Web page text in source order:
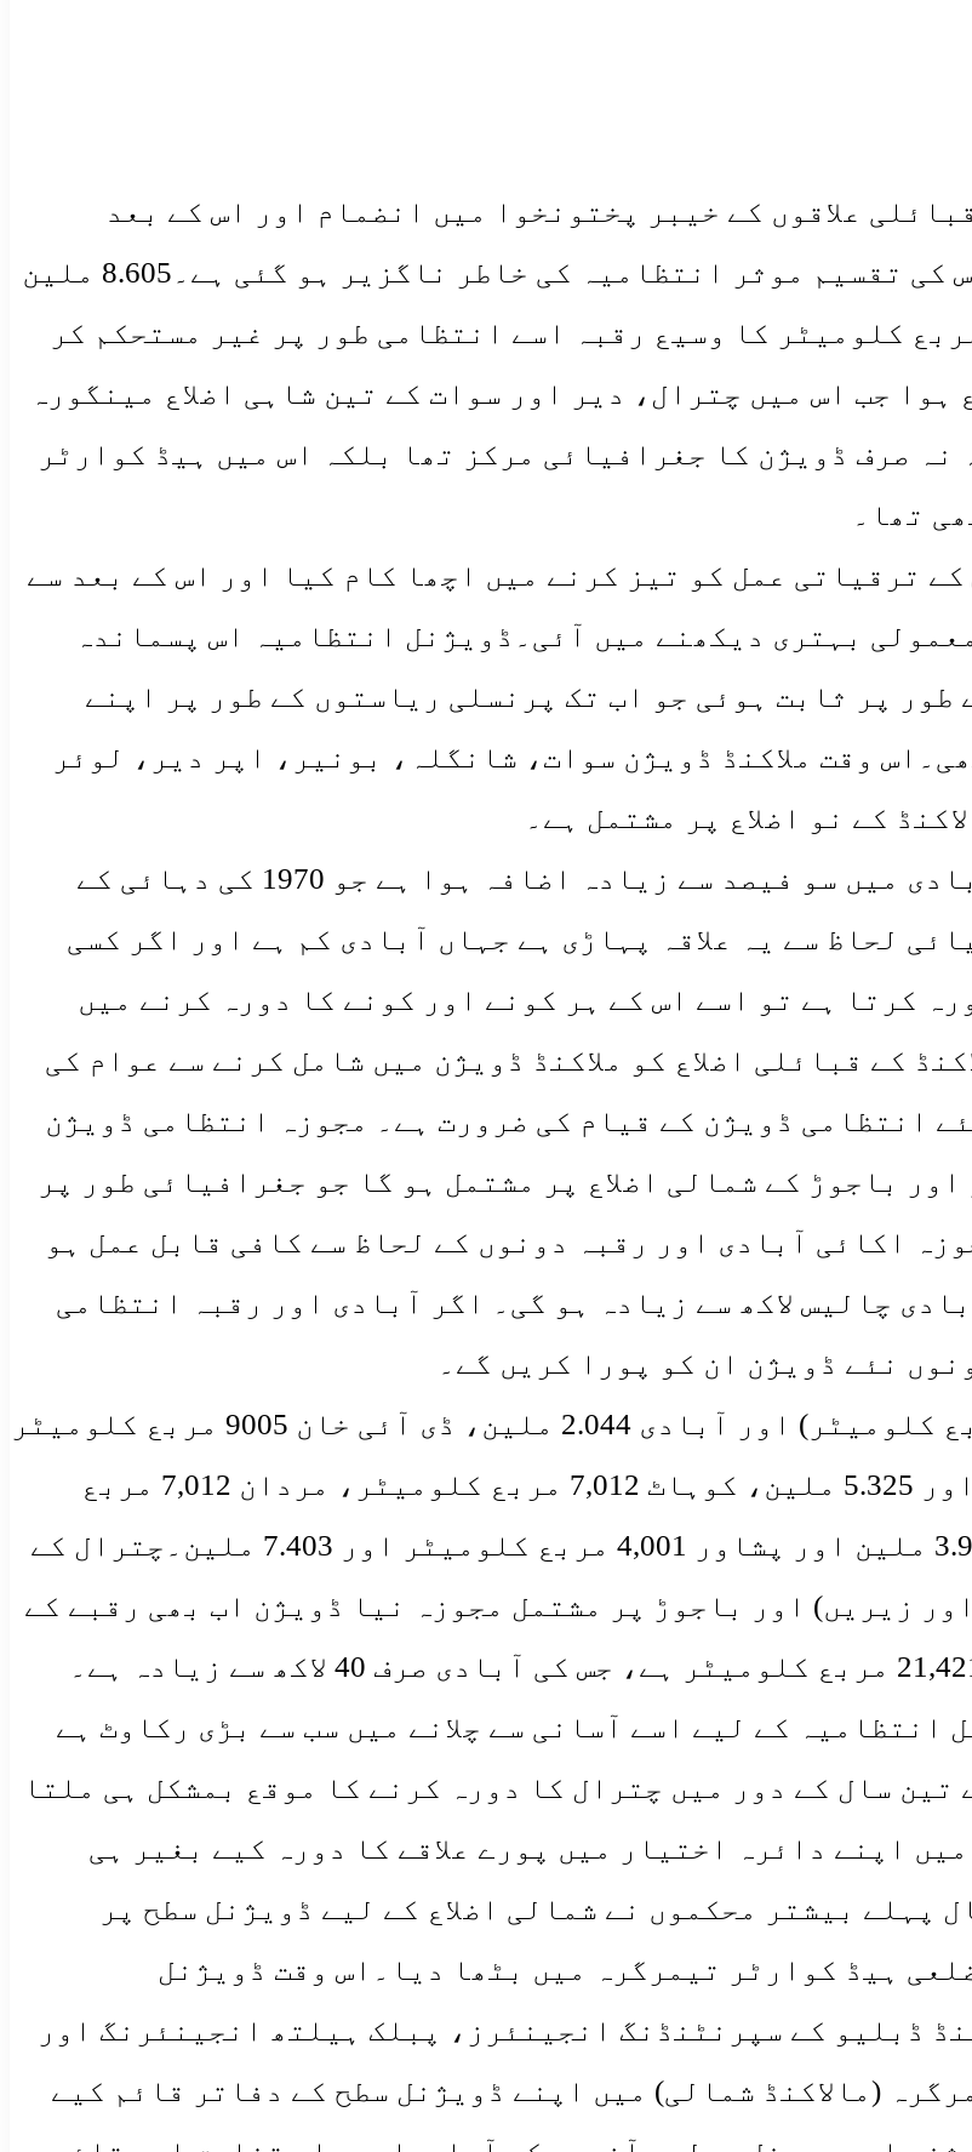
علاقوں کے خیبر پختونخوا میں انضمام اور اس کے بعد
باجوڑ کو ملاکنڈ ڈویژن میں ضم کرنے کے بعد اس کی تقسیم موثر انتظامیہ کی خاطر ناگزیر ہو گئی ہے۔8.605 ملین
بھاری آبادی اور ملاکنڈ ڈویژن کا 29,872 مربع کلومیٹر کا وسیع رقبہ اسے انتظامی طور پر غیر مستحکم کر
ڈویژن کا قیام 1970 میں شروع ہوا جب اس میں چترال، دیر اور سوات کے تین شاہی اضلاع مینگورہ
صرف ڈویژن کا جغرافیائی مرکز تھا بلکہ اس میں ہیڈ کوارٹر
تھا۔
ترقیاتی عمل کو تیز کرنے میں اچھا کام کیا اور اس کے بعد سے
بہتری دیکھنے میں آئی۔ڈویژنل انتظامیہ اس پسماندہ
طور پر ثابت ہوئی جو اب تک پرنسلی ریاستوں کے طور پر اپنے
وقت ملاکنڈ ڈویژن سوات، شانگلہ، بونیر، اپر دیر، لوئر
کے نو اضلاع پر مشتمل ہے۔
ملاکنڈ ڈویژن کو تشکیل دینے والے علاقے کی آبادی میں سو فیصد سے زیادہ اضافہ ہوا ہے جو 1970 کی دہائی کے
لحاظ سے یہ علاقہ پہاڑی ہے جہاں آبادی کم ہے اور اگر کسی
کرتا ہے تو اسے اس کے ہر کونے اور کونے کا دورہ کرنے میں
کے قبائلی اضلاع کو ملاکنڈ ڈویژن میں شامل کرنے سے عوام کی
انتظامی ڈویژن کے قیام کی ضرورت ہے۔ مجوزہ انتظامی ڈویژن
باجوڑ کے شمالی اضلاع پر مشتمل ہو گا جو جغرافیائی طور پر
اکائی آبادی اور رقبہ دونوں کے لحاظ سے کافی قابل عمل ہو
چالیس لاکھ سے زیادہ ہو گی۔ اگر آبادی اور رقبہ انتظامی
نئے ڈویژن ان کو پورا کریں گے۔
بنوں ڈویژن کا رقبہ 4,391 مربع کلومیٹر (مربع کلومیٹر) اور آبادی 2.044 ملین، ڈی آئی خان 9005 مربع کلومیٹر
اور 2.019 ملین، ہزارہ 17,194 مربع کلومیٹر اور 5.325 ملین، کوہاٹ 7,012 مربع کلومیٹر، مردان 7,012 مربع
کلومیٹر اور 2.03 ملین مربع کلومیٹر ہے۔ 3.997 ملین اور پشاور 4,001 مربع کلومیٹر اور 7.403 ملین۔چترال کے
اور زیریں) اور باجوڑ پر مشتمل مجوزہ نیا ڈویژن اب بھی رقبے کے
انتظامیہ کے لیے اسے آسانی سے چلانے میں سب سے بڑی رکاوٹ ہے
سال کے دور میں چترال کا دورہ کرنے کا موقع بمشکل ہی ملتا
اپنے دائرہ اختیار میں پورے علاقے کا دورہ کیے بغیر ہی
پہلے بیشتر محکموں نے شمالی اضلاع کے لیے ڈویژنل سطح پر
ہیڈ کوارٹر تیمرگرہ میں بٹھا دیا۔اس وقت ڈویژنل
ڈبلیو کے سپرنٹنڈنگ انجینئرز، پبلک ہیلتھ انجینئرنگ اور
(مالاکنڈ شمالی) میں اپنے ڈویژنل سطح کے دفاتر قائم کیے